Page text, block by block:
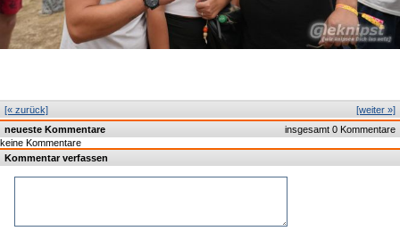
[weiter »]
[« zurück]
insgesamt 0 Kommentare
neueste Kommentare
keine Kommentare
Kommentar verfassen